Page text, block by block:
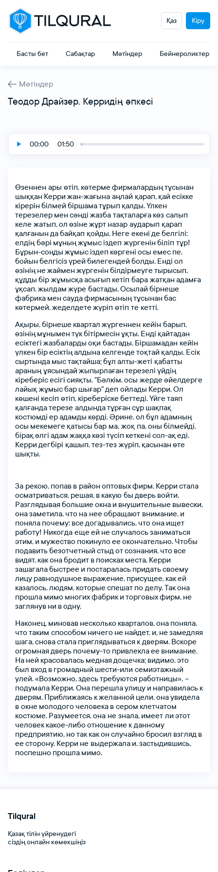
Басты бет Сабақтар Мәтіндер Бейнероликтер
Қаз Кіру
Мәтіндер
Теодор Драйзер. Керридің әпкесі
00:00 01:50
Өзеннен ары өтіп, көтерме фирмалардыңтұсынан
шыққан Керри жан-жағына аңлай қарап, қай есікке
кірерін білмей біршаматұрып қалды.Үлкен
терезелер мен сәнді жазба тақталарға көз салып
келе жатып,ол өзіне жұрт назар аударып қарап
қалғанын дабайқап қойды. Неге екені де белгілі:
елдің бәрі мұныңжұмыс іздеп жүргенін біліп тұр!
Бұрын-соңды жұмыс іздеп көргені осы емес пе,
бойын белгісізүрей билегендей болды. Енді ол
өзінің не жаймен жүргенін білдірмеуге тырысып,
құдды бір жұмысқаасығып кетіп бара жатқан адамға
ұқсап,жылдам жүре бастады.Осылай бірнеше
фабрика мен саудафирмасыныңтұсынан бас
көтермей,жеделдете жүріп өтіп те кетті.
Ақыры,бірнеше квартал жүргеннен кейін барып,
өзінің мұнымен түкбітірмесін ұқты. Енді қайтадан
есіктегі жазбаларды оқи бастады. Біршамадан кейін
үлкен біресіктіңалдына келгенде тоқтай қалды. Есік
сыртында мыстақтайша;бұл алты-жеті қабатты
араның ұясындай жыпырлаған терезелі үйдің
кіреберісесігі сияқты."Бәлкім,осы жерде әйелдерге
лайық жұмысбар шығар"деп ойлады Керри.Ол
көшені кесіп өтіп, кіреберіске беттеді.Үйге таяп
қалғандатерезе алдындатұрған сұр шақпақ
костюмді ерадамды көрді.Әрине,ол бұл адамның
осы мекемеге қатысы бар ма, жоқ па,оны білмейді,
бірақәлгі адам жаққа көзі түсіп кеткені сол-ақеді,
Керри дегбірі қашып,тез-тез жүріп, қасынан өте
шықты.
За рекою, попав в район оптовыхфирм, Керри стала
осматриваться, решая, в какую бы дверь войти.
Разглядываябольшие окна и внушительные вывески,
оназаметила, что на нее обращают внимание, и
поняла почему: все догадывались, чтоона ищет
работу! Никогда еще ей не случалосьзаниматься
этим, и мужество покинулоее окончательно. Чтобы
подавитьбезотчетный стыдотсознания, что все
видят, каконабродит в поисках места, Керри
зашагалабыстрее и постаралась придатьсвоему
лицу равнодушное выражение, присущее, какей
казалось,людям, которые спешат по делу.Такона
прошла мимо многихфабрик и торговыхфирм, не
заглянув ни водну.
Наконец, миновав несколько кварталов,она поняла,
чтотаким способом ничего не найдет, и, не замедляя
шага,сновастала приглядываться к дверям. Вскоре
огромнаядверь почему-то привлеклаее внимание.
На ней красовалась меднаядощечка; видимо,это
был вход в громадный шести-или семиэтажный
улей.«Возможно,здесьтребуются работницы», –
подумала Керри.Она перешлаулицу и направилась к
дверям. Приближаясь кжеланной цели,онаувидела
в окне молодого человека в сером клетчатом
костюме. Разумеется,она не знала, имеет ли этот
человек какое-либоотношение к данному
предприятию, нотак какон случайнобросил взгляд в
ее сторону, Керри не выдержала и,застыдившись,
поспешно прошла мимо.
Tilqural
Қазақ тілін үйренудегі
сіздің онлайн көмекшіңіз
поштаңыз
Құпия сөзімді ұмыттым
Тіркелу
поштаңыз
сөзіңізді қайталаңыз
таңдаңыз